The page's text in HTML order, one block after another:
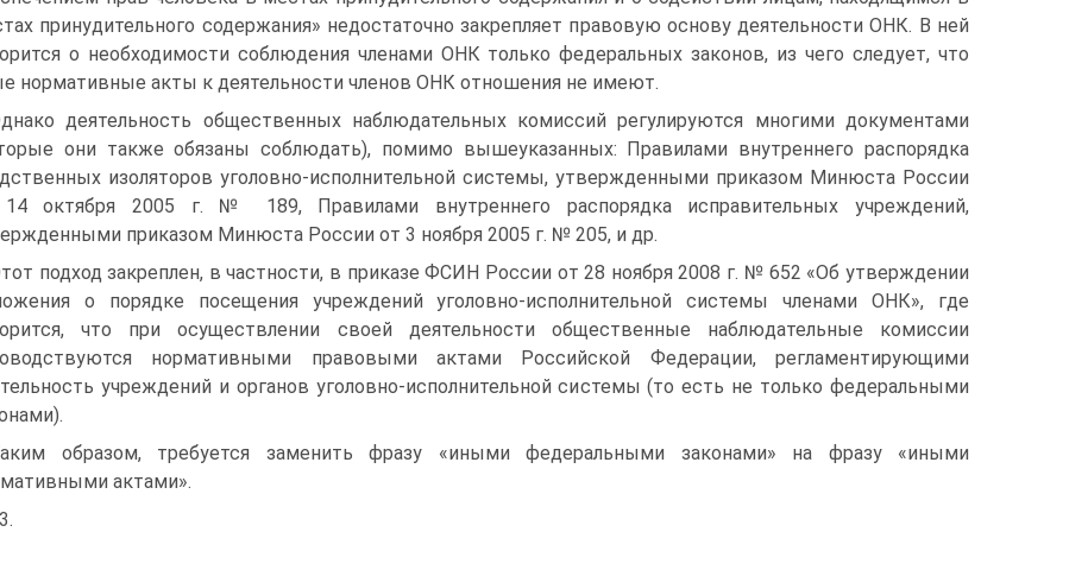
принудительного содержания» недостаточно за­крепляет правовую основу деятельности ОНК. В ней
о не­обходимости соблюдения членами ОНК только федеральных законов, из чего следует, что
нормативные акты к деятельности членов ОНК отношения не имеют.
деятельность общественных наблюдательных комиссий регулируются многими документами
они также обязаны со­блюдать), помимо вышеуказанных: Правилами внутреннего распо­рядка
изоляторов уголовно-исполнительной системы, утвержденными приказом Минюста России
октября 2005 г. № 189, Правилами внутреннего распорядка исправительных учреж­дений,
приказом Минюста России от 3 ноября 2005 г. № 205, и др.
подход закреплен, в частности, в приказе ФСИН России от 28 ноября 2008 г. № 652 «Об утверждении
о порядке по­сещения учреждений уголовно-исполнительной системы членами ОНК», где
что при осуществлении своей деятельности об­щественные наблюдательные комиссии
норматив­ными правовыми актами Российской Федерации, регламентирующими
учреждений и органов уголовно-исполнительной систе­мы (то есть не только федеральными
образом, требуется заменить фразу «иными федеральными законами» на фразу «иными
актами».